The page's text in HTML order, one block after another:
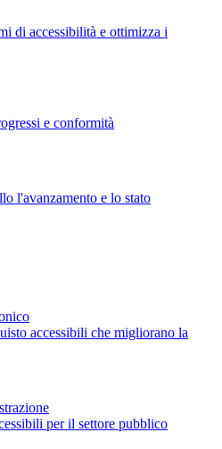
di accessibilità e ottimizza i
e conformità
l'avanzamento e lo stato
accessibili che migliorano la
per il settore pubblico